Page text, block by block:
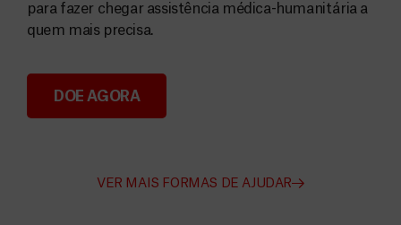
Angarie Fundos para a MSF
para fazer chegar assistência médica-humanitária a
quem mais precisa.
DOE AGORA
VER MAIS FORMAS DE AJUDAR